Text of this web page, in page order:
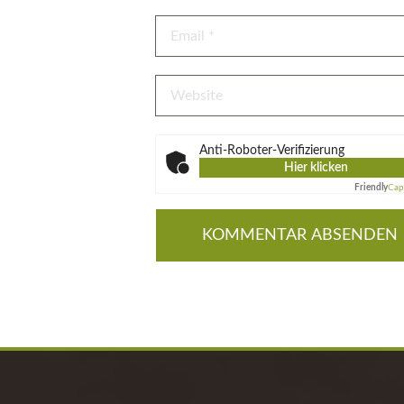
Anti-Roboter-Verifizierung
Hier klicken
Friendly